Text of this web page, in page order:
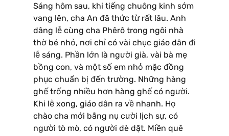
Sáng hôm sau, khi tiếng chuông kinh sớm
vang lên, cha An đã thức từ rất lâu. Anh
dâng lễ cùng cha Phêrô trong ngôi nhà
thờ bé nhỏ, nơi chỉ có vài chục giáo dân đi
lễ sáng. Phần lớn là người già, vài bà mẹ
bồng con, và một số em nhỏ mặc đồng
phục chuẩn bị đến trường. Những hàng
ghế trống nhiều hơn hàng ghế có người.
Khi lễ xong, giáo dân ra về nhanh. Họ
chào cha mới bằng nụ cười lịch sự, có
người tò mò, có người dè dặt. Miền quê